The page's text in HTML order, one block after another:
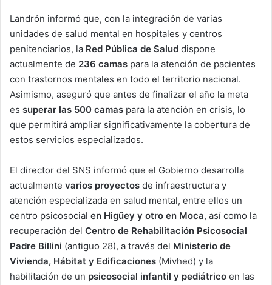
Landrón informó que, con la integración de varias
unidades de salud mental en hospitales y centros
penitenciarios, la Red Pública de Salud dispone
actualmente de 236 camas para la atención de pacientes
con trastornos mentales en todo el territorio nacional.
Asimismo, aseguró que antes de finalizar el año la meta
es superar las 500 camas para la atención en crisis, lo
que permitirá ampliar significativamente la cobertura de
estos servicios especializados.
El director del SNS informó que el Gobierno desarrolla
actualmente varios proyectos de infraestructura y
atención especializada en salud mental, entre ellos un
centro psicosocial en Higüey y otro en Moca, así como la
recuperación del Centro de Rehabilitación Psicosocial
Padre Billini (antiguo 28), a través del Ministerio de
Vivienda, Hábitat y Edificaciones (Mivhed) y la
habilitación de un psicosocial infantil y pediátrico en las